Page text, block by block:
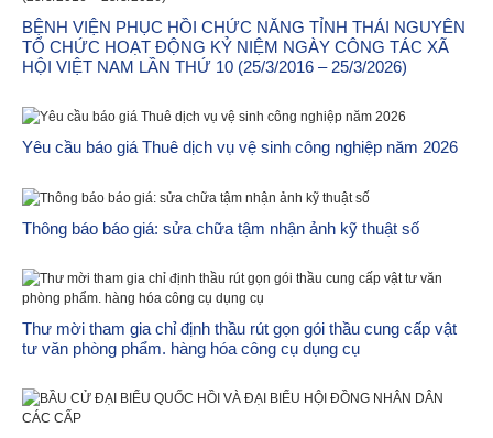
BỆNH VIỆN PHỤC HỒI CHỨC NĂNG TỈNH THÁI NGUYÊN
TỔ CHỨC HOẠT ĐỘNG KỶ NIỆM NGÀY CÔNG TÁC XÃ
HỘI VIỆT NAM LẦN THỨ 10 (25/3/2016 – 25/3/2026)
Yêu cầu báo giá Thuê dịch vụ vệ sinh công nghiệp năm 2026
Thông báo báo giá: sửa chữa tậm nhận ảnh kỹ thuật số
Thư mời tham gia chỉ định thầu rút gọn gói thầu cung cấp vật
tư văn phòng phẩm. hàng hóa công cụ dụng cụ